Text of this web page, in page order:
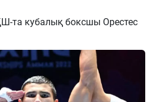
та кубалық боксшы Орестес